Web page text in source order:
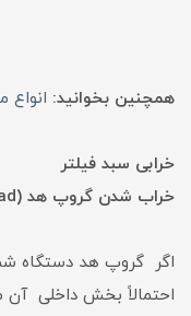
همچنین بخوانید: انواع
خرابی سبد فیلتر
خراب شدن گروپ هد (Group head) دستگاه
اگر گروپ هد دستگاه
احتمالاً بخش داخلی